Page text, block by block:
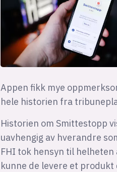
Appen fikk mye
hele historien fra
Historien om Smittestopp
uavhengig av hverandre
FHI tok hensyn til
kunne de levere et